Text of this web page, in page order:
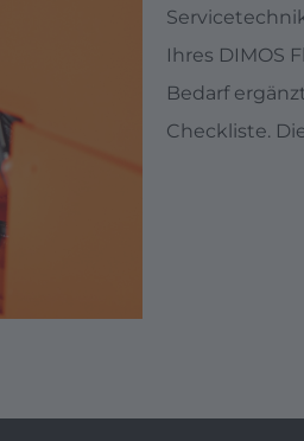
Ihres DIMOS
Bedarf
Checkliste.